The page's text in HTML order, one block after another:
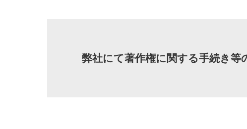
弊社にて著作権に関する手続き等